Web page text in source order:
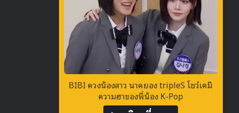
BIBI ควงน้องสาว นาคยอง tripleS โชว์เคมี
ความฮาของพี่น้อง K-Pop